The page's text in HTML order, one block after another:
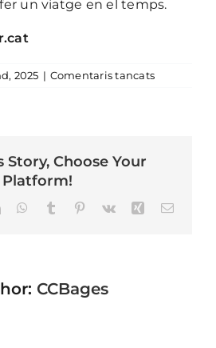
un viatge en el temps.
2025 | Comentaris tancatsa FIRA DEL
Story, Choose Your
Platform!
LinkedInWhatsApp
TumblrPinterest
Vk XingEmail
CCBages